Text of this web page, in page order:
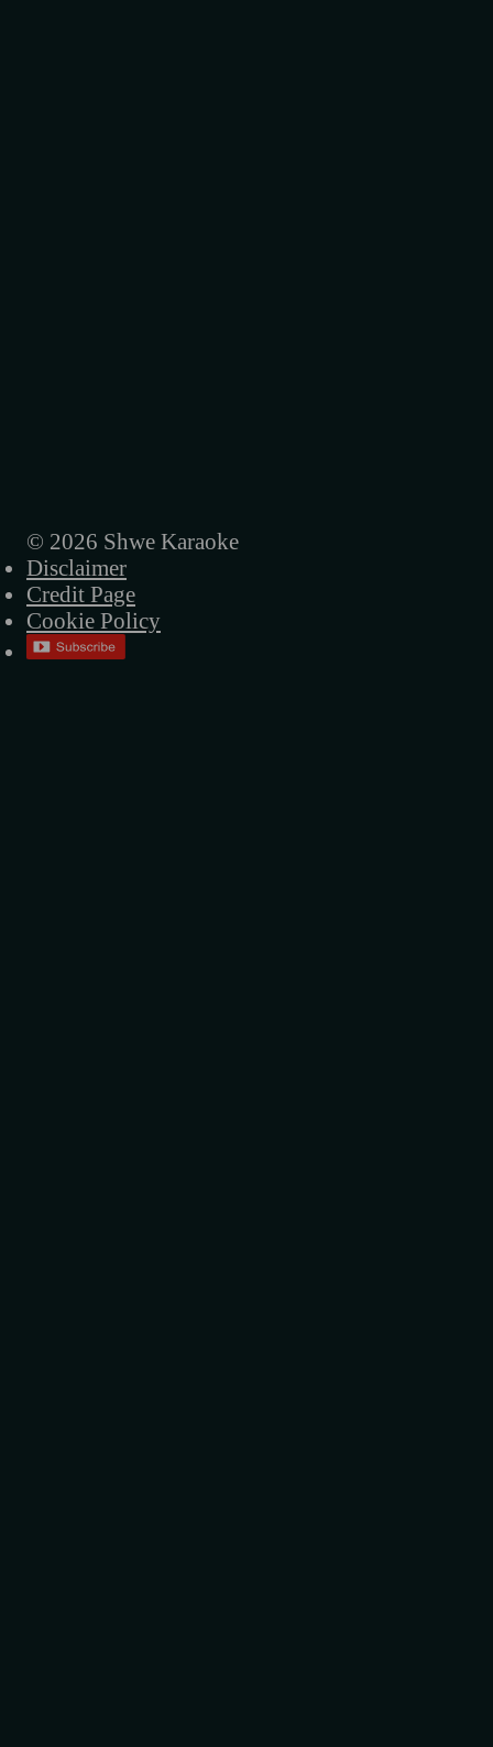
© 2026 Shwe Karaoke
Disclaimer
Credit Page
Cookie Policy